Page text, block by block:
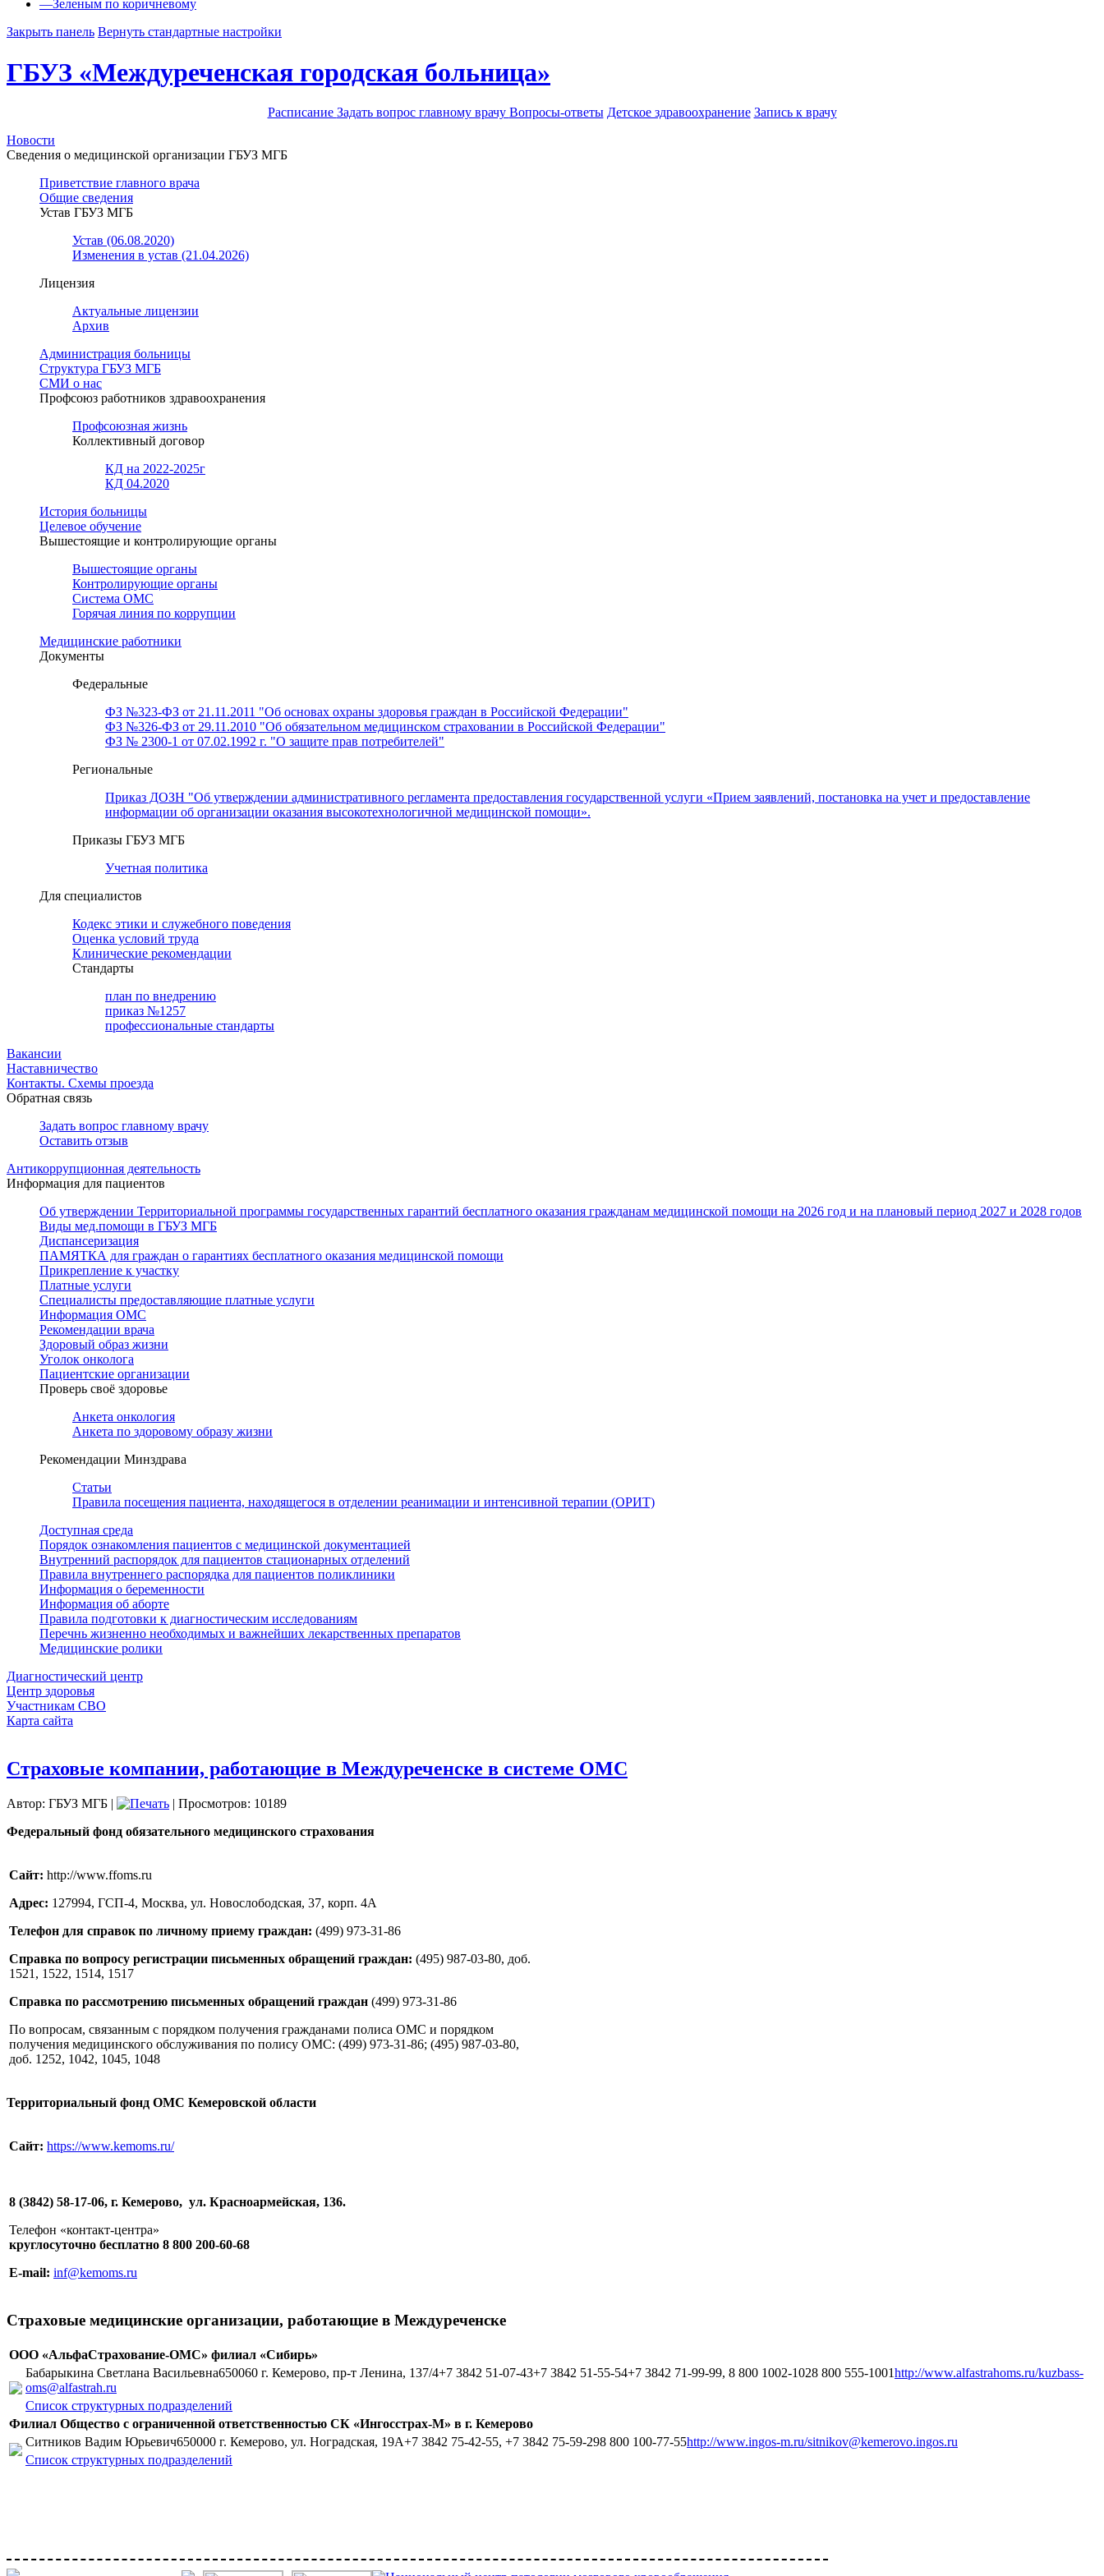
—Зеленым по коричневому
Закрыть панель Вернуть стандартные настройки
ГБУЗ «Междуреченская городская больница»
Расписание Задать вопрос главному врачу Вопросы-ответы Детское здравоохранение Запись к врачу
Новости
Сведения о медицинской организации ГБУЗ МГБ
Приветствие главного врача
Общие сведения
Устав ГБУЗ МГБ
Устав (06.08.2020)
Изменения в устав (21.04.2026)
Лицензия
Актуальные лицензии
Архив
Администрация больницы
Структура ГБУЗ МГБ
СМИ о нас
Профсоюз работников здравоохранения
Профсоюзная жизнь
Коллективный договор
КД на 2022-2025г
КД 04.2020
История больницы
Целевое обучение
Вышестоящие и контролирующие органы
Вышестоящие органы
Контролирующие органы
Система ОМС
Горячая линия по коррупции
Медицинские работники
Документы
Федеральные
ФЗ №323-ФЗ от 21.11.2011 "Об основах охраны здоровья граждан в Российской Федерации"
ФЗ №326-ФЗ от 29.11.2010 "Об обязательном медицинском страховании в Российской Федерации"
ФЗ № 2300-1 от 07.02.1992 г. "О защите прав потребителей"
Региональные
Приказ ДОЗН "Об утверждении административного регламента предоставления государственной услуги «Прием заявлений, постановка на учет и предоставление
информации об организации оказания высокотехнологичной медицинской помощи».
Приказы ГБУЗ МГБ
Учетная политика
Для специалистов
Кодекс этики и служебного поведения
Оценка условий труда
Клинические рекомендации
Cтандарты
план по внедрению
приказ №1257
профессиональные стандарты
Вакансии
Наставничество
Контакты. Схемы проезда
Обратная связь
Задать вопрос главному врачу
Оставить отзыв
Антикоррупционная деятельность
Информация для пациентов
Об утверждении Территориальной программы государственных гарантий бесплатного оказания гражданам медицинской помощи на 2026 год и на плановый период 2027 и 2028 годов
Виды мед.помощи в ГБУЗ МГБ
Диспансеризация
ПАМЯТКА для граждан о гарантиях бесплатного оказания медицинской помощи
Прикрепление к участку
Платные услуги
Специалисты предоставляющие платные услуги
Информация ОМС
Рекомендации врача
Здоровый образ жизни
Уголок онколога
Пациентские организации
Проверь своё здоровье
Анкета онкология
Анкета по здоровому образу жизни
Рекомендации Минздрава
Статьи
Правила посещения пациента, находящегося в отделении реанимации и интенсивной терапии (ОРИТ)
Доступная среда
Порядок ознакомления пациентов с медицинской документацией
Внутренний распорядок для пациентов стационарных отделений
Правила внутреннего распорядка для пациентов поликлиники
Информация о беременности
Информация об аборте
Правила подготовки к диагностическим исследованиям
Перечнь жизненно необходимых и важнейших лекарственных препаратов
Медицинские ролики
Диагностический центр
Центр здоровья
Участникам СВО
Карта сайта
Страховые компании, работающие в Междуреченске в системе ОМС
Автор: ГБУЗ МГБ |
| Просмотров: 10189
Федеральный фонд обязательного медицинского страхования
Сайт: http://www.ffoms.ru
Адрес: 127994, ГСП-4, Москва, ул. Новослободская, 37, корп. 4А
Телефон для справок по личному приему граждан: (499) 973-31-86
Справка по вопросу регистрации письменных обращений граждан: (495) 987-03-80, доб.
1521, 1522, 1514, 1517
Справка по рассмотрению письменных обращений граждан (499) 973-31-86
По вопросам, связанным с порядком получения гражданами полиса ОМС и порядком
получения медицинского обслуживания по полису ОМС: (499) 973-31-86; (495) 987-03-80,
доб. 1252, 1042, 1045, 1048
Территориальный фонд ОМС Кемеровской области
Сайт: https://www.kemoms.ru/
8 (3842) 58-17-06, г. Кемерово, ул. Красноармейская, 136.
Телефон «контакт-центра»
круглосуточно бесплатно 8 800 200-60-68
E-mail: inf@kemoms.ru
Страховые медицинские организации, работающие в Междуреченске
ООО «АльфаСтрахование-ОМС» филиал «Сибирь»
Бабарыкина Светлана Васильевна650060 г. Кемерово, пр-т Ленина, 137/4+7 3842 51-07-43+7 3842 51-55-54+7 3842 71-99-99, 8 800 1002-1028 800 555-1001http://www.alfastrahoms.ru/kuzbass-
oms@alfastrah.ru
Список структурных подразделений
Филиал Общество с ограниченной ответственностью СК «Ингосстрах-М» в г. Кемерово
Ситников Вадим Юрьевич650000 г. Кемерово, ул. Ноградская, 19А+7 3842 75-42-55, +7 3842 75-59-298 800 100-77-55http://www.ingos-m.ru/sitnikov@kemerovo.ingos.ru
Список структурных подразделений